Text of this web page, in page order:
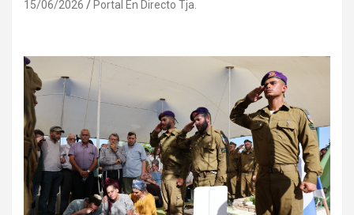
15/06/2026 Portal En Directo Tja.